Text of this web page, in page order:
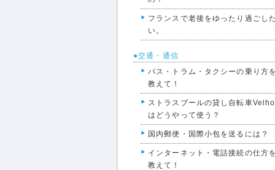
フランスで老後をゆったり過ごした
い。
●交通・通信
バス・トラム・タクシーの乗り方を
教えて！
ストラスブールの貸し自転車
はどうやって使う？
国内郵便・国際小包を送るには？
インターネット・電話接続の仕方を
教えて！